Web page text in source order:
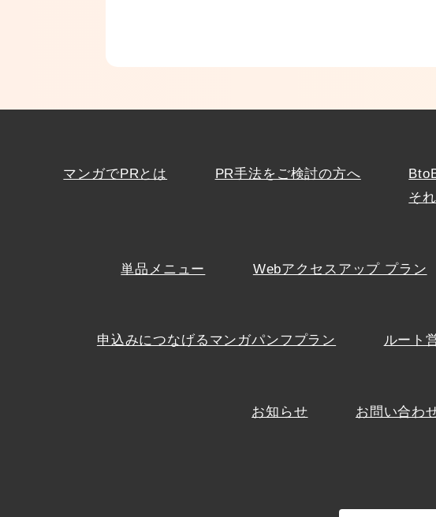
マンガでPRとは PR手法をご検討の方へ
そ
単品メニュー Webアクセスアップ プラン
申込みにつなげるマンガパンフプラン ルート
お知らせ お問い合わ